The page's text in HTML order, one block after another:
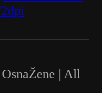
| All